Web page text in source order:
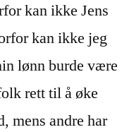
kan ikke Jens
kan ikke jeg
lønn burde være
rett til å øke
mens andre har